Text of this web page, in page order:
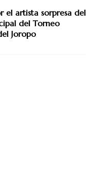
el artista sorpresa del
del Torneo
Joropo